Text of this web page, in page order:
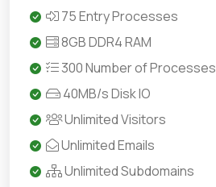
75 Entry Processes
8GB DDR4 RAM
300 Number of Processes
40MB/s Disk IO
Unlimited Visitors
Unlimited Emails
Unlimited Subdomains